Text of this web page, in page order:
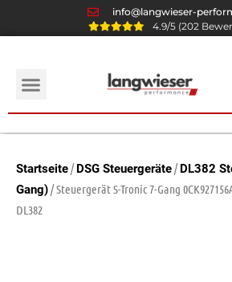
info@langwieser-
4.9/5 (202
Startseite/DSG Steuergeräte/DL382
Gang)/ Steuergerät S-Tronic 7-Gang
DL382